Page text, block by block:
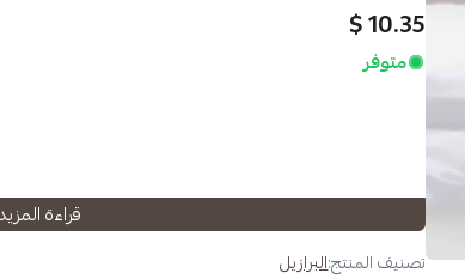
10.35 $
متوفر
fruits
قراءة
تصنيف المنتج:البرازيل